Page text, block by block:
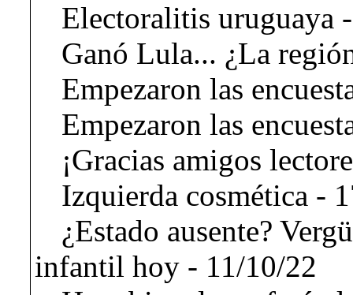
Electoralitis uruguaya
Ganó Lula... ¿La
Empezaron las
Empezaron las
¡Gracias amigos
Izquierda cosmética -
¿Estado ausente?
infantil hoy - 11/10/22